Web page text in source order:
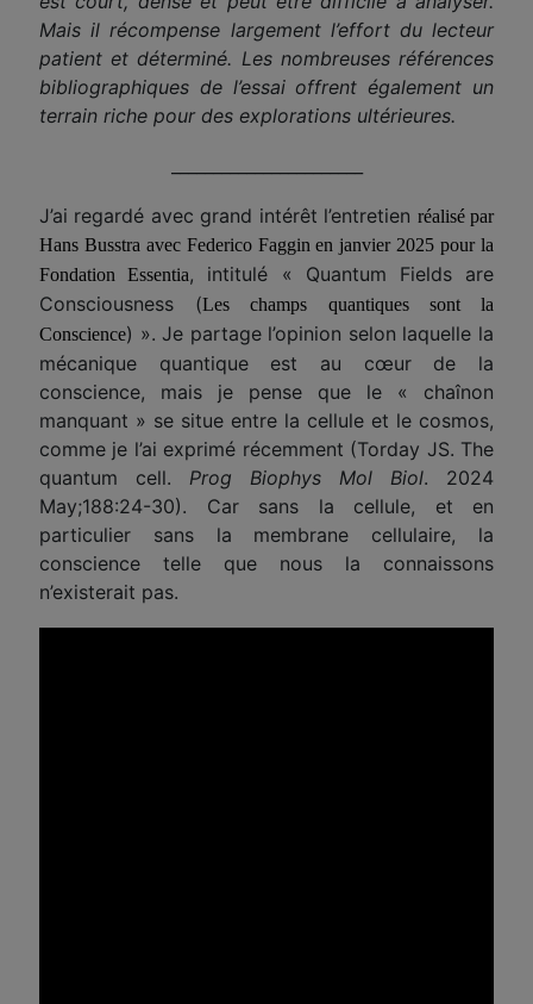
Mais il récompense largement l’effort du lecteur
patient et déterminé. Les nombreuses références
bibliographiques de l’essai offrent également un
terrain riche pour des explorations ultérieures.
J’ai regardé avec grand intérêt l’entretien réalisé par
Hans Busstra avec Federico Faggin en janvier 2025 pour la
Fondation Essentia, intitulé « Quantum Fields are
Consciousness (Les champs quantiques sont la
Conscience) ». Je partage l’opinion selon laquelle la
mécanique quantique est au cœur de la
conscience, mais je pense que le « chaînon
manquant » se situe entre la cellule et le cosmos,
comme je l’ai exprimé récemment (Torday JS. The
quantum cell. Prog Biophys Mol Biol. 2024
May;188:24-30). Car sans la cellule, et en
particulier sans la membrane cellulaire, la
conscience telle que nous la connaissons
n’existerait pas.